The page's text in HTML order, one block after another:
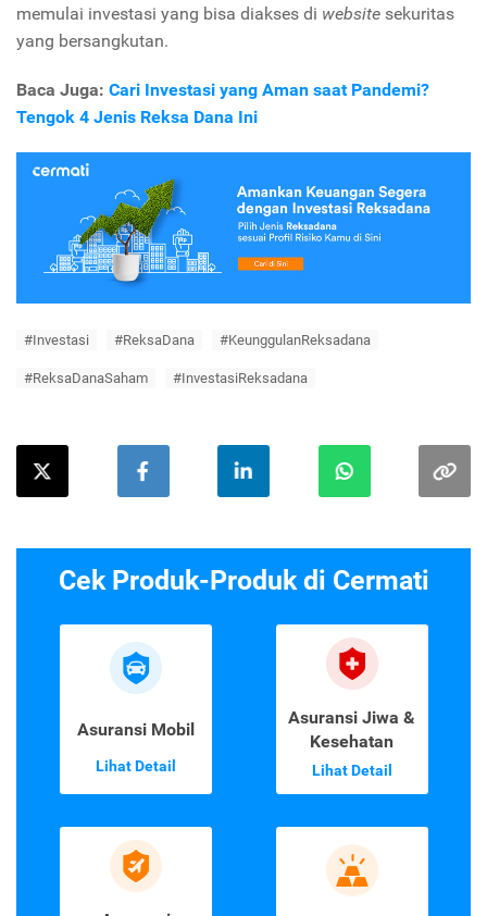
memulai investasi yang bisa diakses di website sekuritas
yang bersangkutan.
Baca Juga: Cari Investasi yang Aman saat Pandemi?
Tengok 4 Jenis Reksa Dana Ini
#Investasi #ReksaDana #KeunggulanReksadana
#ReksaDanaSaham #InvestasiReksadana
Cek Produk-Produk di Cermati
Asuransi Mobil
Lihat Detail
Asuransi Jiwa &
Kesehatan
Lihat Detail